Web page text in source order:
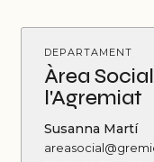
DEPARTAMENT
Àrea
l'Agremiat
Susanna Martí